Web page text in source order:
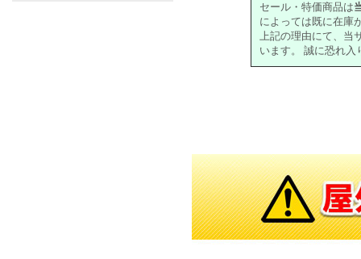
セール・特価商品は
によっては既に在庫
上記の理由にて、当
います。 誠に恐れ